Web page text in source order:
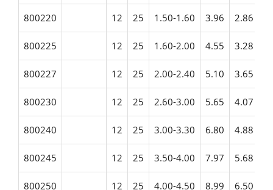
800220 12 25 1.50-1.60 3.96 2.86
800225 12 25 1.60-2.00 4.55 3.28
800227 12 25 2.00-2.40 5.10 3.65
800230 12 25 2.60-3.00 5.65 4.07
800240 12 25 3.00-3.30 6.80 4.88
800245 12 25 3.50-4.00 7.97 5.68
800250 12 25 4.00-4.50 8.99 6.50